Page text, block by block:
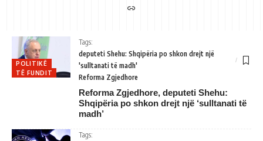
POLITIKË
TË FUNDIT
Tags:
deputeti Shehu: Shqipëria po shkon drejt një
'sulltanati të madh'
Reforma Zgjedhore
Reforma Zgjedhore, deputeti Shehu:
Shqipëria po shkon drejt një ‘sulltanati të
madh’
Tags: